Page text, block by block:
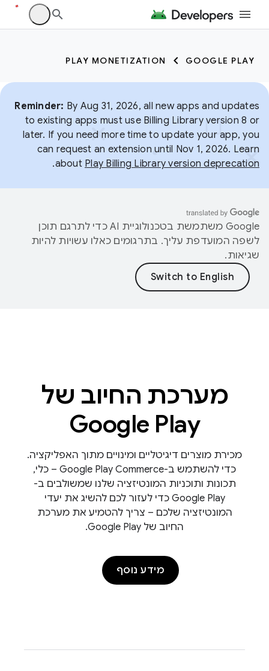
GOOGLE PLAY
PLAY MONETIZATION
Reminder: By Aug 31, 2026, all new apps and updates
to existing apps must use Billing Library version 8 or
later. If you need more time to update your app, you
can request an extension until Nov 1, 2026. Learn
about Play Billing Library version deprecation
.
‫Google משתמשת בטכנולוגיית AI כדי לתרגם תוכן
לשפה המועדפת עליך. בתרגומים כאלו עשויות להיות
שגיאות.
מערכת החיוב של
Google Play
מכירת מוצרים דיגיטליים ומינויים מתוך האפליקציה.
כדי להשתמש ב-Google Play Commerce – כלי,
תכונות ותוכניות המונטיזציה שלנו שמשולבים ב-
Google Play כדי לעזור לכם להשיג את יעדי
המונטיזציה שלכם – צריך להטמיע את מערכת
החיוב של Google Play.
מידע נוסף